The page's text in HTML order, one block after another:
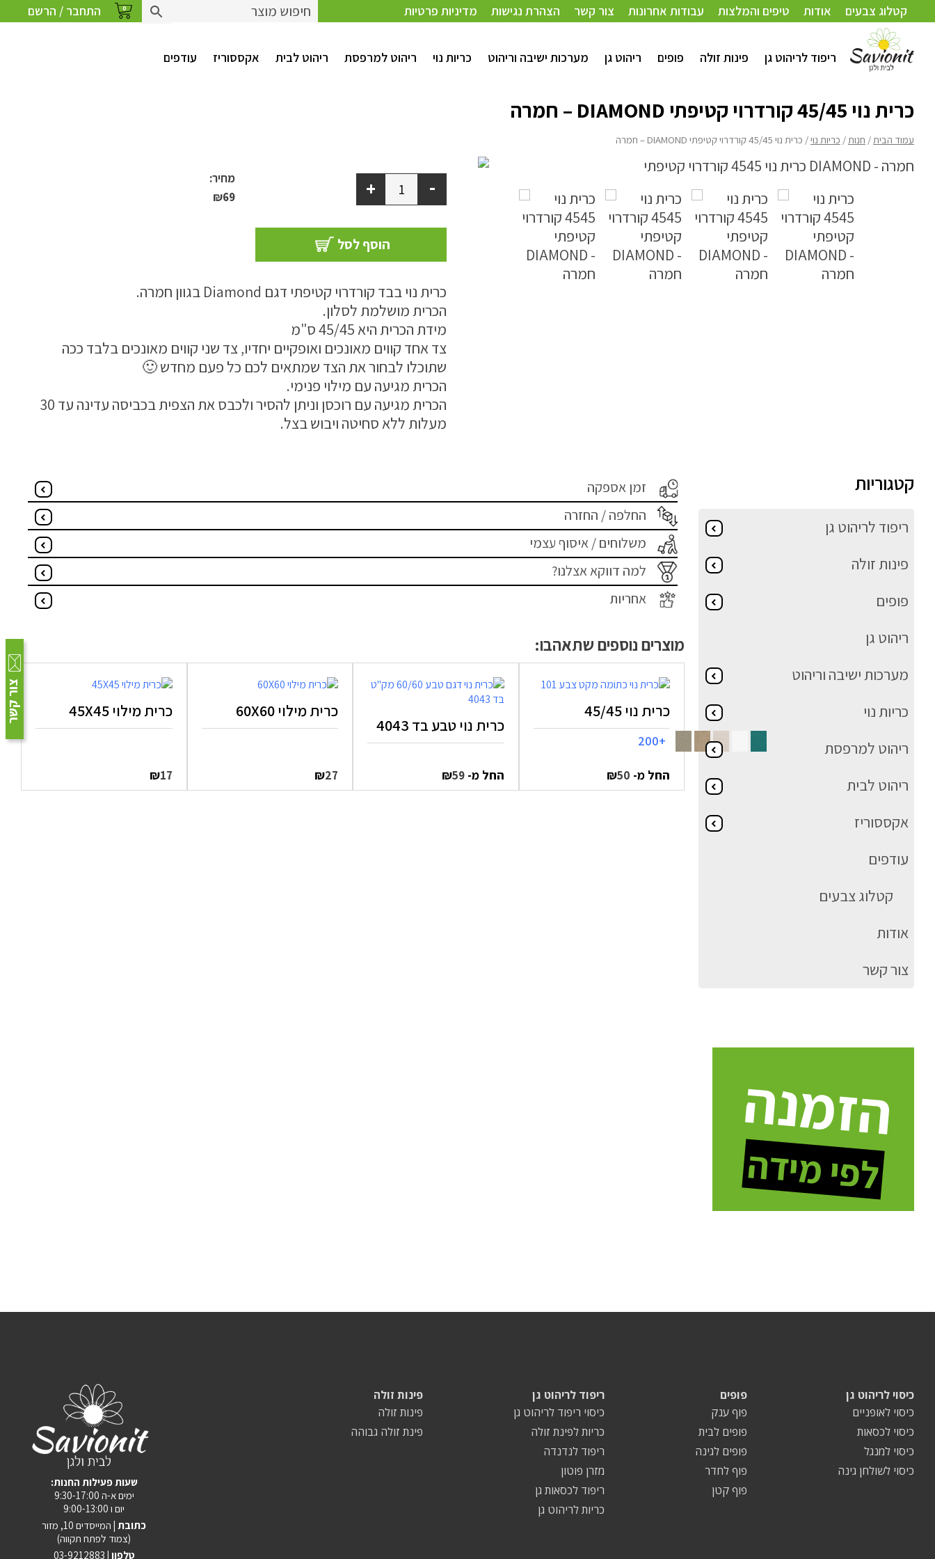
צור קשר
התחבר / הרשם 0 קטלוג צבעים אודות טיפים והמלצות עבודות אחרונות צור קשר הצהרת נגישות מדיניות פרטיות
ריפוד לריהוט גן פינות זולה פופים ריהוט גן מערכות ישיבה וריהוט כריות נוי ריהוט למרפסת ריהוט לבית אקססוריז עודפים
עמוד הבית/חנות/כריות נוי / כרית נוי 45/45 קורדרוי קטיפתי DIAMOND – חמרה
כרית נוי 45/45 קורדרוי קטיפתי DIAMOND – חמרה
עמוד הבית/ חנות/ כריות נוי/ כרית נוי 45/45 קורדרוי קטיפתי DIAMOND – חמרה
-
+
מחיר:
₪69
הוסף לסל
כרית נוי בבד קורדרוי קטיפתי דגם Diamond בגוון חמרה.
הכרית מושלמת לסלון.
מידת הכרית היא 45/45 ס"מ
צד אחד קווים מאונכים ואופקיים יחדיו, צד שני קווים מאונכים בלבד ככה
שתוכלו לבחור את הצד שמתאים לכם כל פעם מחדש 🙂
הכרית מגיעה עם מילוי פנימי.
הכרית מגיעה עם רוכסן וניתן להסיר ולכבס את הצפית בכביסה עדינה עד 30
מעלות ללא סחיטה ויבוש בצל.
זמן אספקה
החלפה / החזרה
משלוחים / איסוף עצמי
למה דווקא אצלנו?
אחריות
מוצרים נוספים שתאהבו:
כרית נוי 45/45
+200
החל מ- ₪50
כרית נוי טבע בד 4043
החל מ- ₪59
כרית מילוי 60X60
₪27
כרית מילוי 45X45
₪17
קטגוריות
ריפוד לריהוט גן
פינות זולה
פופים
ריהוט גן
מערכות ישיבה וריהוט
כריות נוי
ריהוט למרפסת
ריהוט לבית
אקססוריז
עודפים
קטלוג צבעים
אודות
צור קשר
הזמנה
לפי מידה
:שעות פעילות החנות
ימים א-ה 9:30-17:00
יום ו 9:00-13:00
כתובת | המייסדים 10, מזור
(צמוד לפתח תקווה)
טלפון | 03-9212883
פינות זולה
פינות זולה
פינת זולה גבוהה
ריפוד לריהוט גן
כיסוי ריפוד לריהוט גן
כריות לפינת זולה
ריפוד לנדנדה
מזרן פוטון
ריפוד לכסאות גן
כריות לריהוט גן
פופים
פוף ענק
פופים לבית
פופים לגינה
פוף לחדר
פוף קטן
כיסוי לריהוט גן
כיסוי לאופניים
כיסוי לכסאות
כיסוי למנגל
כיסוי לשולחן גינה